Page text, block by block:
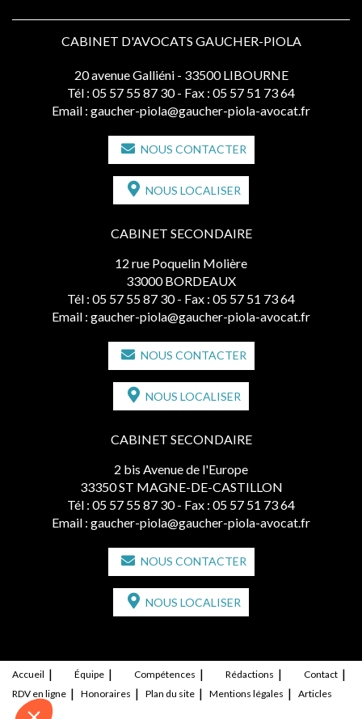
CABINET D'AVOCATS GAUCHER-PIOLA
20 avenue Galliéni - 33500 LIBOURNE
Tél : 05 57 55 87 30 - Fax : 05 57 51 73 64
Email : gaucher-piola@gaucher-piola-avocat.fr
NOUS CONTACTER
NOUS LOCALISER
CABINET SECONDAIRE
12 rue Poquelin Molière
33000 BORDEAUX
Tél : 05 57 55 87 30 - Fax : 05 57 51 73 64
Email : gaucher-piola@gaucher-piola-avocat.fr
NOUS CONTACTER
NOUS LOCALISER
CABINET SECONDAIRE
2 bis Avenue de l'Europe
33350 ST MAGNE-DE-CASTILLON
Tél : 05 57 55 87 30 - Fax : 05 57 51 73 64
Email : gaucher-piola@gaucher-piola-avocat.fr
NOUS CONTACTER
NOUS LOCALISER
Accueil Équipe Compétences Rédactions
Contact
RDV en ligne
Honoraires Plan du site Mentions légales Articles